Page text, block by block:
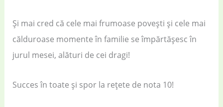
Și mai cred că cele mai frumoase povești și cele mai
călduroase momente în familie se împărtășesc în
jurul mesei, alături de cei dragi!
Succes în toate și spor la rețete de nota 10!